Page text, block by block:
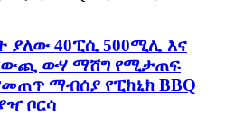
ያለው 40ፒሲ 500ሚሊ እና
ውሃ ማሸግ የሚታጠፍ
ማብሰያ የፒክኒክ BBQ
ቦርሳ